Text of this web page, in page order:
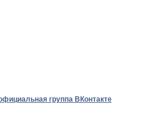
группа ВКонтакте